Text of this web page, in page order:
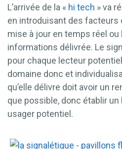
L’arrivée de la « hi tech » va
en introduisant des facteurs
mise à jour en temps réel
informations délivrée. Le
pour chaque lecteur
domaine donc et
qu’elle délivre doit avoir un
que possible, donc établir un
usager potentiel.